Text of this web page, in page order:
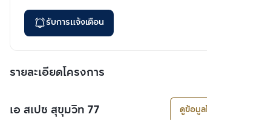
รับการแจ้งเตือน
รายละเอียดโครงการ
เอ สเปซ สุขุมวิท 77 ดูข้อมูลโครงการ